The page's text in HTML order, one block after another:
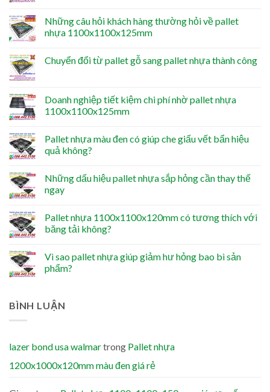
Những câu hỏi khách hàng thường hỏi về pallet
nhựa 1100x1100x125mm
Chuyển đổi từ pallet gỗ sang pallet nhựa thành công
Doanh nghiệp tiết kiệm chi phí nhờ pallet nhựa
1100x1100x125mm
Pallet nhựa màu đen có giúp che giấu vết bẩn hiệu
quả không?
Những dấu hiệu pallet nhựa sắp hỏng cần thay thế
ngay
Pallet nhựa 1100x1100x120mm có tương thích với
băng tải không?
Vì sao pallet nhựa giúp giảm hư hỏng bao bì sản
phẩm?
BÌNH LUẬN
lazer bond usa walmartrong Pallet nhựa
1200x1000x120mm màu đen giá rẻ